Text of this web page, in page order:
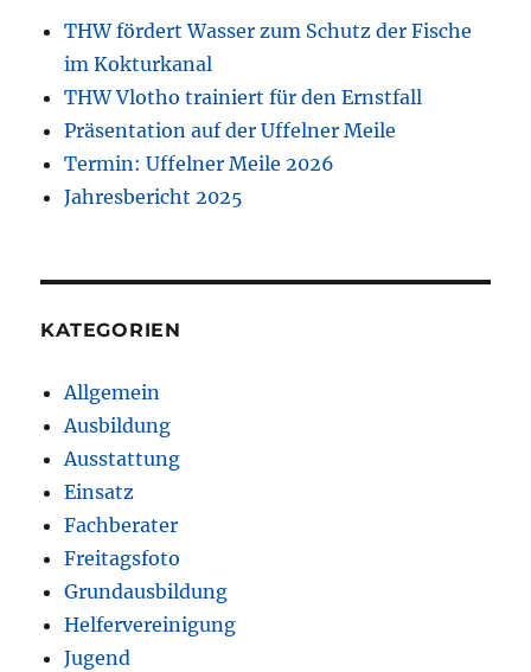
THW fördert Wasser zum Schutz der Fische
im Kokturkanal
THW Vlotho trainiert für den Ernstfall
Präsentation auf der Uffelner Meile
Termin: Uffelner Meile 2026
Jahresbericht 2025
KATEGORIEN
Allgemein
Ausbildung
Ausstattung
Einsatz
Fachberater
Freitagsfoto
Grundausbildung
Helfervereinigung
Jugend